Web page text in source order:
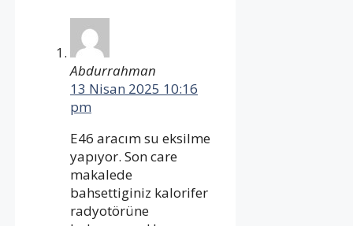
Abdurrahman
13 Nisan 2025 10:16
pm
E46 aracım su eksilme
yapıyor. Son care
makalede
bahsettiginiz kalorifer
radyotörüne